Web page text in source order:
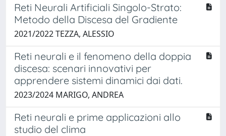
Reti Neurali Artificiali Singolo-Strato:
Metodo della Discesa del Gradiente
2021/2022 TEZZA, ALESSIO
Reti neurali e il fenomeno della doppia
discesa: scenari innovativi per
apprendere sistemi dinamici dai dati.
2023/2024 MARIGO, ANDREA
Reti neurali e prime applicazioni allo
studio del clima